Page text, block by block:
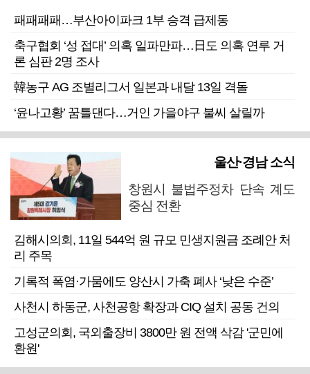
패패패패…부산아이파크 1부 승격 급제동
축구협회 ‘성 접대’ 의혹 일파만파…日도 의혹 연루 거
론 심판 2명 조사
韓농구 AG 조별리그서 일본과 내달 13일 격돌
‘윤나고황’ 꿈틀댄다…거인 가을야구 불씨 살릴까
울산·경남 소식
창원시 불법주정차 단속 계도
중심 전환
김해시의회, 11일 544억 원 규모 민생지원금 조례안 처
리 주목
기록적 폭염·가뭄에도 양산시 가축 폐사 ‘낮은 수준’
사천시 하동군, 사천공항 확장과 CIQ 설치 공동 건의
고성군의회, 국외출장비 3800만 원 전액 삭감 '군민에
환원'